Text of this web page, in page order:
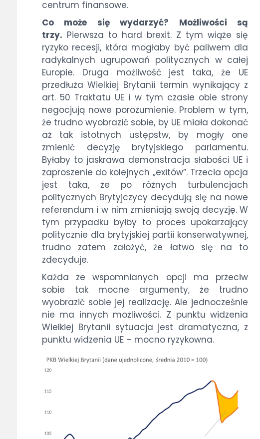
centrum finansowe.
Co może się wydarzyć? Możliwości są
trzy. Pierwsza to hard brexit. Z tym wiąże się
ryzyko recesji, która mogłaby być paliwem dla
radykalnych ugrupowań politycznych w całej
Europie. Druga możliwość jest taka, że UE
przedłuża Wielkiej Brytanii termin wynikający z
art. 50 Traktatu UE i w tym czasie obie strony
negocjują nowe porozumienie. Problem w tym,
że trudno wyobrazić sobie, by UE miała dokonać
aż tak istotnych ustępstw, by mogły one
zmienić decyzję brytyjskiego parlamentu.
Byłaby to jaskrawa demonstracja słabości UE i
zaproszenie do kolejnych „exitów”. Trzecia opcja
jest taka, że po różnych turbulencjach
politycznych Brytyjczycy decydują się na nowe
referendum i w nim zmieniają swoją decyzję. W
tym przypadku byłby to proces upokarzający
politycznie dla brytyjskiej partii konserwatywnej,
trudno zatem założyć, że łatwo się na to
zdecyduje.
Każda ze wspomnianych opcji ma przeciw
sobie tak mocne argumenty, że trudno
wyobrazić sobie jej realizację. Ale jednocześnie
nie ma innych możliwości. Z punktu widzenia
Wielkiej Brytanii sytuacja jest dramatyczna, z
punktu widzenia UE – mocno ryzykowna.